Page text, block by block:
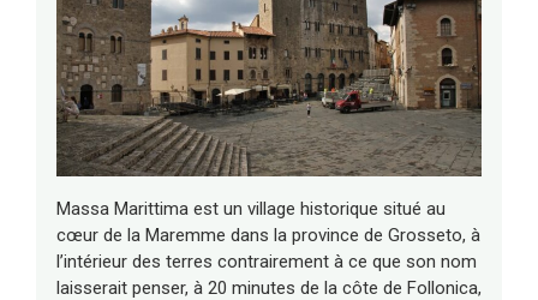
Massa Marittima est un village historique situé au
cœur de la Maremme dans la province de Grosseto, à
l’intérieur des terres contrairement à ce que son nom
laisserait penser, à 20 minutes de la côte de Follonica,